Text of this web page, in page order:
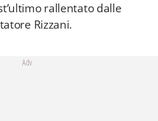
rallentato dalle
Rizzani.
Adv